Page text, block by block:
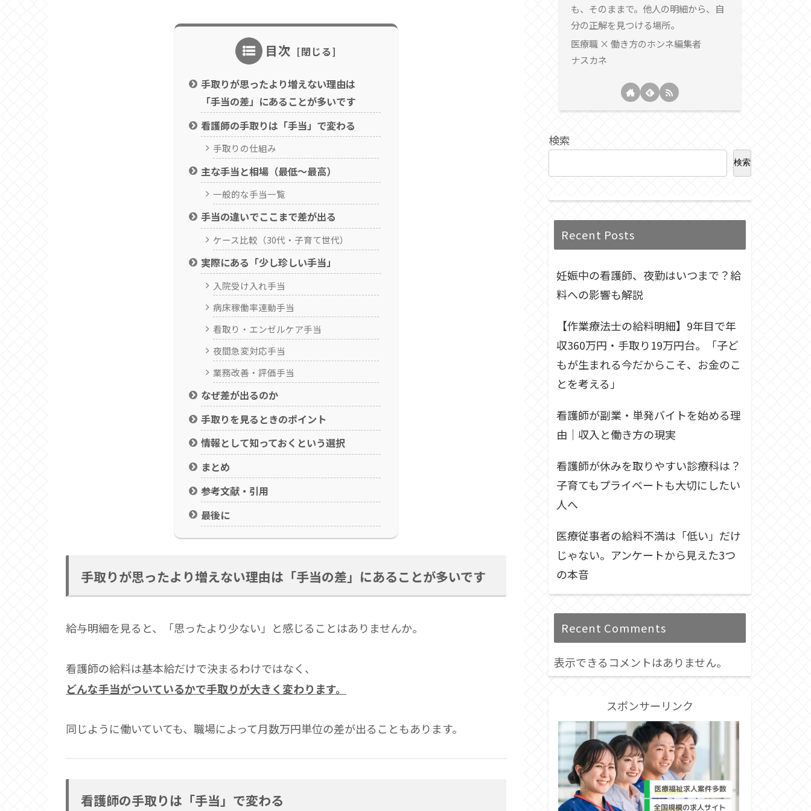
目次
手取りが思ったより増えない理由は
「手当の差」にあることが多いです
看護師の手取りは「手当」で変わる
手取りの仕組み
主な手当と相場（最低〜最高）
一般的な手当一覧
手当の違いでここまで差が出る
ケース比較（30代・子育て世代）
実際にある「少し珍しい手当」
入院受け入れ手当
病床稼働率連動手当
看取り・エンゼルケア手当
夜間急変対応手当
業務改善・評価手当
なぜ差が出るのか
手取りを見るときのポイント
情報として知っておくという選択
まとめ
参考文献・引用
最後に
手取りが思ったより増えない理由は「手当の差」にあることが多いです
給与明細を見ると、「思ったより少ない」と感じることはありませんか。
看護師の給料は基本給だけで決まるわけではなく、
どんな手当がついているかで手取りが大きく変わります。
同じように働いていても、職場によって月数万円単位の差が出ることもあります。
看護師の手取りは「手当」で変わる
も、そのままで。他人の明細から、自
分の正解を見つける場所。
医療職 × 働き方のホンネ編集者
ナスカネ
検索
検索
Recent Posts
妊娠中の看護師、夜勤はいつまで？給
料への影響も解説
【作業療法士の給料明細】9年目で年
収360万円・手取り19万円台。「子ど
もが生まれる今だからこそ、お金のこ
とを考える」
看護師が副業・単発バイトを始める理
由｜収入と働き方の現実
看護師が休みを取りやすい診療科は？
子育てもプライベートも大切にしたい
人へ
医療従事者の給料不満は「低い」だけ
じゃない。アンケートから見えた3つ
の本音
Recent Comments
表示できるコメントはありません。
スポンサーリンク